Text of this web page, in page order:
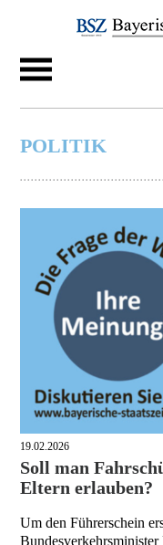
POLITIK
19.02.2026
Soll man
Eltern erlauben?
Um den Führerschein